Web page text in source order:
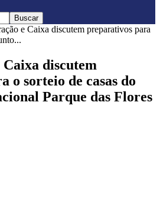
e Caixa discutem preparativos para
discutem
o sorteio de casas do
Parque das Flores